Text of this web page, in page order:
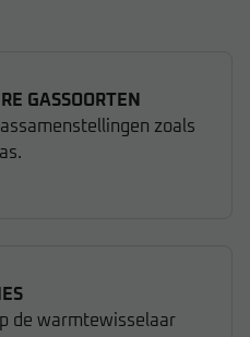
GASSOORTEN
zoals
de warmtewisselaar